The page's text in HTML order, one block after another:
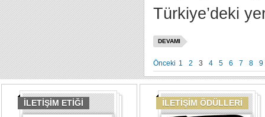
Türkiye’deki
DEVAMI
Önceki 1 2 3 4 5 6 7 8 9
İLETİŞİM ETİĞİ İLETİŞİM ÖDÜLLERİ